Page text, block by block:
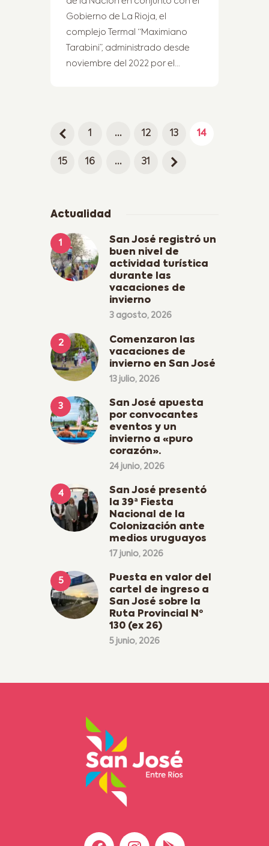
Gobierno de La Rioja, el
complejo Termal “Maximiano
Tarabini”, administrado desde
noviembre del 2022 por el…
1 … 12 13 14
15 16 … 31
>
Actualidad
San José registró un
buen nivel de
actividad turística
durante las
vacaciones de
invierno
3 agosto, 2026
Comenzaron las
vacaciones de
invierno en San José
13 julio, 2026
San José apuesta
por convocantes
eventos y un
invierno a «puro
corazón».
24 junio, 2026
San José presentó
la 39ª Fiesta
Nacional de la
Colonización ante
medios uruguayos
17 junio, 2026
Puesta en valor del
cartel de ingreso a
San José sobre la
Ruta Provincial Nº
130 (ex 26)
5 junio, 2026